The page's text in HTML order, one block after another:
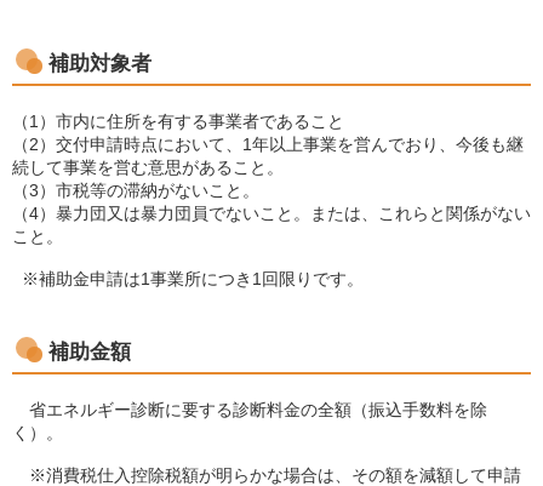
補助対象者
（1）市内に住所を有する事業者であること
（2）交付申請時点において、1年以上事業を営んでおり、今後も継
続して事業を営む意思があること。
（3）市税等の滞納がないこと。
（4）暴力団又は暴力団員でないこと。または、これらと関係がない
こと。
※補助⾦申請は1事業所につき1回限りです。
補助金額
省エネルギー診断に要する診断料⾦の全額（振込⼿数料を除
く）。
※消費税仕⼊控除税額が明らかな場合は、その額を減額して申請